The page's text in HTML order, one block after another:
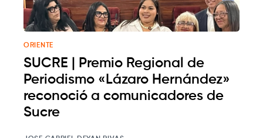
ORIENTE
SUCRE | Premio Regional de
Periodismo «Lázaro Hernández»
reconoció a comunicadores de
Sucre